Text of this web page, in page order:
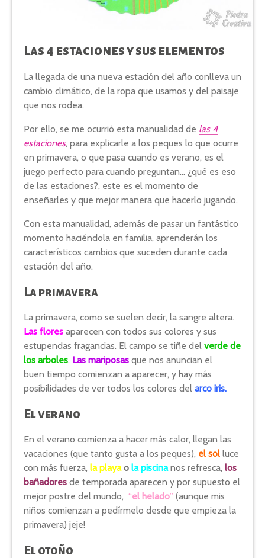
Las 4 estaciones y sus elementos
La llegada de una nueva estación del año conlleva un
cambio climático, de la ropa que usamos y del paisaje
que nos rodea.
Por ello, se me ocurrió esta manualidad de las 4
estaciones, para explicarle a los peques lo que ocurre
en primavera, o que pasa cuando es verano, es el
juego perfecto para cuando preguntan… ¿qué es eso
de las estaciones?, este es el momento de
enseñarles y que mejor manera que hacerlo jugando.
Con esta manualidad, además de pasar un fantástico
momento haciéndola en familia, aprenderán los
característicos cambios que suceden durante cada
estación del año.
La primavera
La primavera, como se suelen decir, la sangre altera.
Las flores aparecen con todos sus colores y sus
estupendas fragancias. El campo se tiñe del verde de
los arboles. Las mariposas que nos anuncian el
buen tiempo comienzan a aparecer, y hay más
posibilidades de ver todos los colores del arco iris.
El verano
En el verano comienza a hacer más calor, llegan las
vacaciones (que tanto gusta a los peques), el sol luce
con más fuerza, la playao la piscinanos refresca, los
bañadores de temporada aparecen y por supuesto el
mejor postre del mundo, “el helado” (aunque mis
niños comienzan a pedírmelo desde que empieza la
primavera) jeje!
El otoño